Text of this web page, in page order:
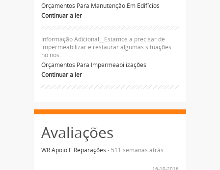
Orçamentos Para Manutenção Em Edifícios
Continuar a ler
Informação Adicional__Estamos a precisar de
impermeabilizar e restaurar algumas situações
no nos...
Orçamentos Para Impermeabilizações
Continuar a ler
Avaliações
WR Apoio E Reparações - 511 semanas atrás